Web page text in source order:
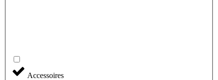
Accessoires